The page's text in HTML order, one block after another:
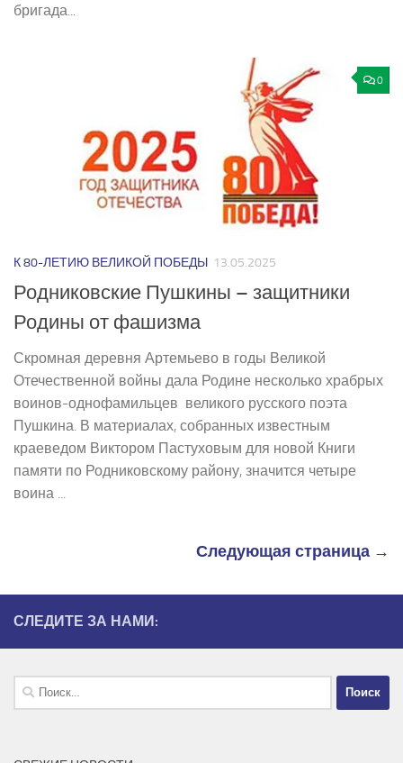
бригада...
0
К 80-ЛЕТИЮ ВЕЛИКОЙ ПОБЕДЫ 13.05.2025
Родниковские Пушкины – защитники
Родины от фашизма
Скромная деревня Артемьево в годы Великой
Отечественной войны дала Родине несколько храбрых
воинов-­однофамильцев великого русского поэта
Пушкина. В материалах, собранных известным
краеведом Виктором Пастуховым для новой Книги
памяти по Родниковскому району, значится четыре
воина ...
Следующая страница →
СЛЕДИТЕ ЗА НАМИ:
Найти: